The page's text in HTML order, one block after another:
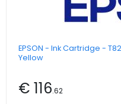
EPSON - Ink Cartridge -
Yellow
€ 116.62